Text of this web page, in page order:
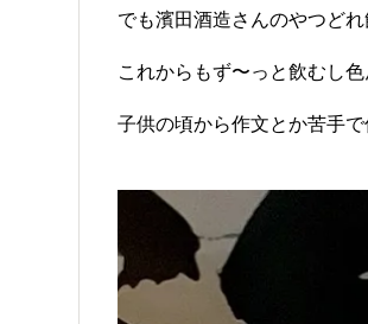
でも濱田酒造さんのやつど
子供の頃から作文とか苦手